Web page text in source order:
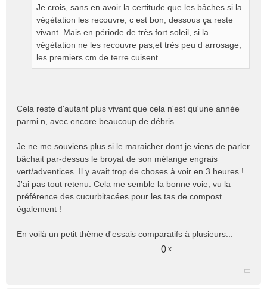
Je crois, sans en avoir la certitude que les bâches si la
végétation les recouvre, c est bon, dessous ça reste
vivant. Mais en période de très fort soleil, si la
végétation ne les recouvre pas,et très peu d arrosage,
les premiers cm de terre cuisent.
Cela reste d'autant plus vivant que cela n'est qu'une année
parmi n, avec encore beaucoup de débris...
Je ne me souviens plus si le maraicher dont je viens de parler
bâchait par-dessus le broyat de son mélange engrais
vert/adventices. Il y avait trop de choses à voir en 3 heures !
J'ai pas tout retenu. Cela me semble la bonne voie, vu la
préférence des cucurbitacées pour les tas de compost
également !
En voilà un petit thème d'essais comparatifs à plusieurs...
0 x